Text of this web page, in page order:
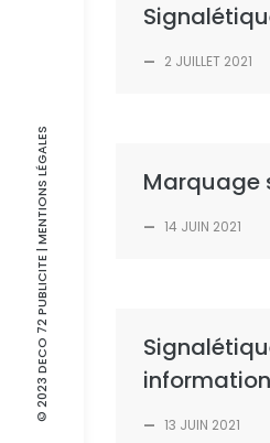
© 2023 DECO 72 PUBLICITE
| MENTIONS LÉGALES
— 2 JUILLET 2021
Marquage
— 14 JUIN 2021
information
— 13 JUIN 2021